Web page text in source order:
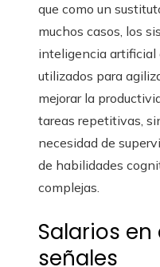
que como un
muchos casos, los
inteligencia artificial
utilizados para
mejorar la
tareas repetitivas,
necesidad de
de habilidades
complejas.
Salarios en
señales